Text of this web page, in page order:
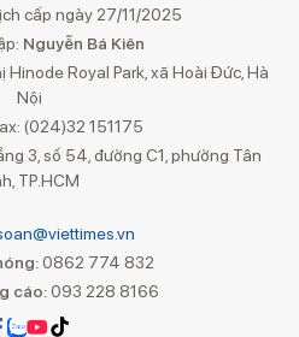
cấp ngày 27/11/2025
Nguyễn Bá Kiên
Hinode Royal Park, xã Hoài Đức, Hà
Nội
(024)32 151175
3, số 54, đường C1, phường Tân
TP.HCM
0862 774 832
cáo:093 228 8166